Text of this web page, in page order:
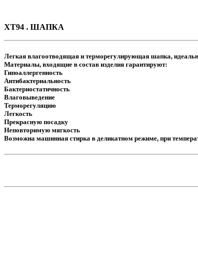
XT94 . ШАПКА
Легкая влагоотводящая и терморегулирующая шапка,
Материалы, входящие в состав изделия гарантируют:
Гипоаллергенность
Антибактериальность
Бактериостатичность
Влаговыведение
Терморегуляцию
Легкость
Прекрасную посадку
Неповторимую мягкость
Возможна машинная стирка в деликатном режиме, при